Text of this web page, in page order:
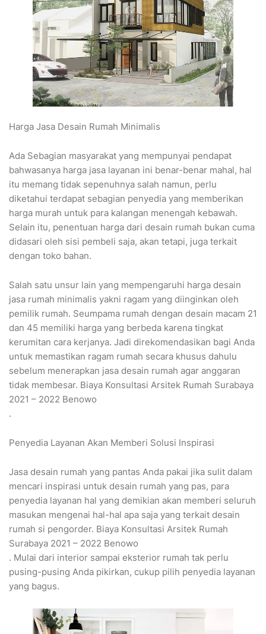
Harga Jasa Desain Rumah Minimalis
Ada Sebagian masyarakat yang mempunyai pendapat
bahwasanya harga jasa layanan ini benar-benar mahal, hal
itu memang tidak sepenuhnya salah namun, perlu
diketahui terdapat sebagian penyedia yang memberikan
harga murah untuk para kalangan menengah kebawah.
Selain itu, penentuan harga dari desain rumah bukan cuma
didasari oleh sisi pembeli saja, akan tetapi, juga terkait
dengan toko bahan.
Salah satu unsur lain yang mempengaruhi harga desain
jasa rumah minimalis yakni ragam yang diinginkan oleh
pemilik rumah. Seumpama rumah dengan desain macam 21
dan 45 memiliki harga yang berbeda karena tingkat
kerumitan cara kerjanya. Jadi direkomendasikan bagi Anda
untuk memastikan ragam rumah secara khusus dahulu
sebelum menerapkan jasa desain rumah agar anggaran
tidak membesar. Biaya Konsultasi Arsitek Rumah Surabaya
2021 – 2022 Benowo
.
Penyedia Layanan Akan Memberi Solusi Inspirasi
Jasa desain rumah yang pantas Anda pakai jika sulit dalam
mencari inspirasi untuk desain rumah yang pas, para
penyedia layanan hal yang demikian akan memberi seluruh
masukan mengenai hal-hal apa saja yang terkait desain
rumah si pengorder. Biaya Konsultasi Arsitek Rumah
Surabaya 2021 – 2022 Benowo
. Mulai dari interior sampai eksterior rumah tak perlu
pusing-pusing Anda pikirkan, cukup pilih penyedia layanan
yang bagus.